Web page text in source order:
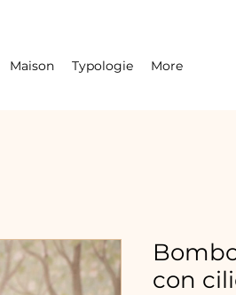
Maison Typologie More
con